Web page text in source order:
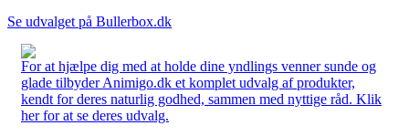
Se udvalget på Bullerbox.dk
For at hjælpe dig med at holde dine yndlings venner sunde og
glade tilbyder Animigo.dk et komplet udvalg af produkter,
kendt for deres naturlig godhed, sammen med nyttige råd. Klik
her for at se deres udvalg.